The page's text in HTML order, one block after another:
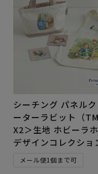
シーチング パネル
ーターラビット（
X2＞生地 ホビーラ
デザインコレクショ
メール便1個まで可